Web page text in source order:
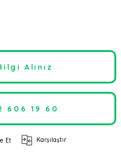
Alınız
606 19 60
Et Karşılaştır